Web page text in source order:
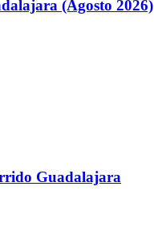
(Agosto 2026)
Guadalajara